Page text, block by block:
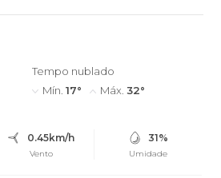
Tempo nublado
Mín. 17° Máx. 32°
0.45km/h
Vento
31%
Umidade